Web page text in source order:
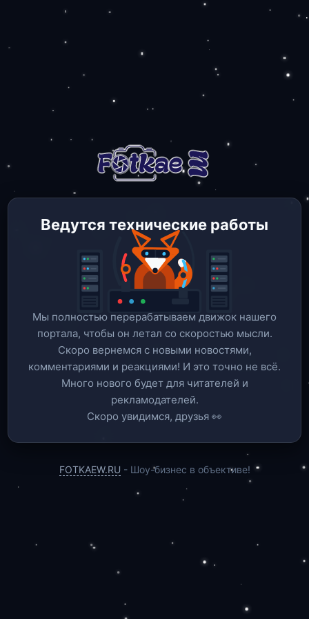
Ведутся технические работы
Мы полностью перерабатываем движок нашего
портала, чтобы он летал со скоростью мысли.
Скоро вернемся c новыми новостями,
комментариями и реакциями! И это точно не всё.
Много нового будет для читателей и
рекламодателей.
Скоро увидимся, друзья 👀
FOTKAEW.RU - Шоу-бизнес в объективе!